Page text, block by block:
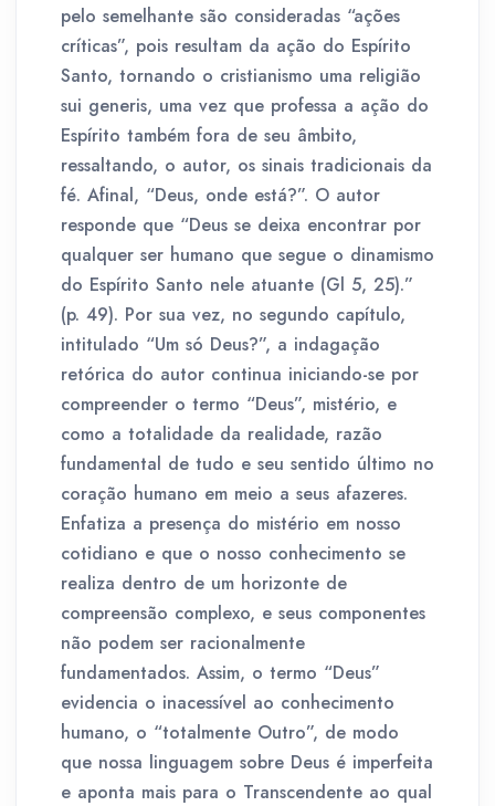
pelo semelhante são consideradas “ações
críticas”, pois resultam da ação do Espírito
Santo, tornando o cristianismo uma religião
sui generis, uma vez que professa a ação do
Espírito também fora de seu âmbito,
ressaltando, o autor, os sinais tradicionais da
fé. Afinal, “Deus, onde está?”. O autor
responde que “Deus se deixa encontrar por
qualquer ser humano que segue o dinamismo
do Espírito Santo nele atuante (Gl 5, 25).”
(p. 49). Por sua vez, no segundo capítulo,
intitulado “Um só Deus?”, a indagação
retórica do autor continua iniciando-se por
compreender o termo “Deus”, mistério, e
como a totalidade da realidade, razão
fundamental de tudo e seu sentido último no
coração humano em meio a seus afazeres.
Enfatiza a presença do mistério em nosso
cotidiano e que o nosso conhecimento se
realiza dentro de um horizonte de
compreensão complexo, e seus componentes
não podem ser racionalmente
fundamentados. Assim, o termo “Deus”
evidencia o inacessível ao conhecimento
humano, o “totalmente Outro”, de modo
que nossa linguagem sobre Deus é imperfeita
e aponta mais para o Transcendente ao qual